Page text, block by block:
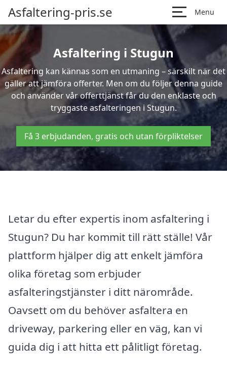
Asfaltering-pris.se Menu
Asfaltering i Stugun
Asfaltering kan kännas som en utmaning – särskilt när det
gäller att jämföra offerter. Men om du följer denna guide
och använder vår offerttjänst får du den enklaste och
tryggaste asfalteringen i Stugun.
Få 3 erbjudanden, gratis och utan förpliktelser
Letar du efter expertis inom asfaltering i
Stugun? Du har kommit till rätt ställe! Vår
plattform hjälper dig att enkelt jämföra
olika företag som erbjuder
asfalteringstjänster i ditt närområde.
Oavsett om du behöver asfaltera en
driveway, parkering eller en väg, kan vi
guida dig i att hitta ett pålitligt företag.